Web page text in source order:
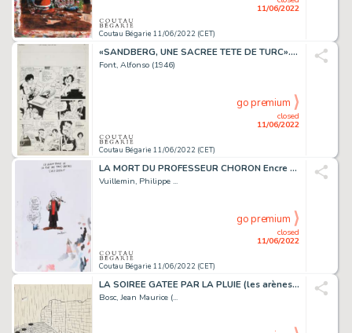
Coutau Bégarie 11/06/2022 (CET)
11/06/2022
«SANDBERG, UNE SACREE TETE DE TURC». SANDBERG PERE...
Font, Alfonso (1946)
Coutau Bégarie 11/06/2022 (CET)
closed
11/06/2022
go premium
LA MORT DU PROFESSEUR CHORON Encre de Chine, encre...
Vuillemin, Philippe ...
Coutau Bégarie 11/06/2022 (CET)
closed
11/06/2022
go premium
LA SOIREE GATEE PAR LA PLUIE (les arènes) Encre de...
Bosc, Jean Maurice (...